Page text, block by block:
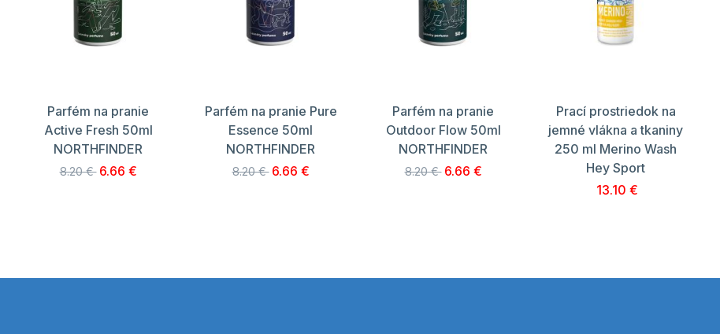
Parfém na pranie
Active Fresh 50ml
NORTHFINDER
8.20 € 6.66 €
Parfém na pranie Pure
Essence 50ml
NORTHFINDER
8.20 € 6.66 €
Parfém na pranie
Outdoor Flow 50ml
NORTHFINDER
8.20 € 6.66 €
Prací prostriedok na
jemné vlákna a tkaniny
250 ml Merino Wash
Hey Sport
13.10 €